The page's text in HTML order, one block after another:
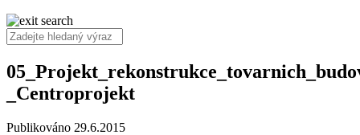
_Centroprojekt
Publikováno 29.6.2015